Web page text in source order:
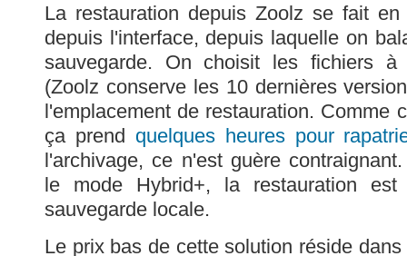
La restauration depuis Zoolz se fait
depuis l'interface, depuis laquelle on
sauvegarde. On choisit les fichiers à
(Zoolz conserve les 10 dernières
l'emplacement de restauration. Comme
ça prend quelques heures pour
l'archivage, ce n'est guère
le mode Hybrid+, la restauration est
sauvegarde locale.
Le prix bas de cette solution réside